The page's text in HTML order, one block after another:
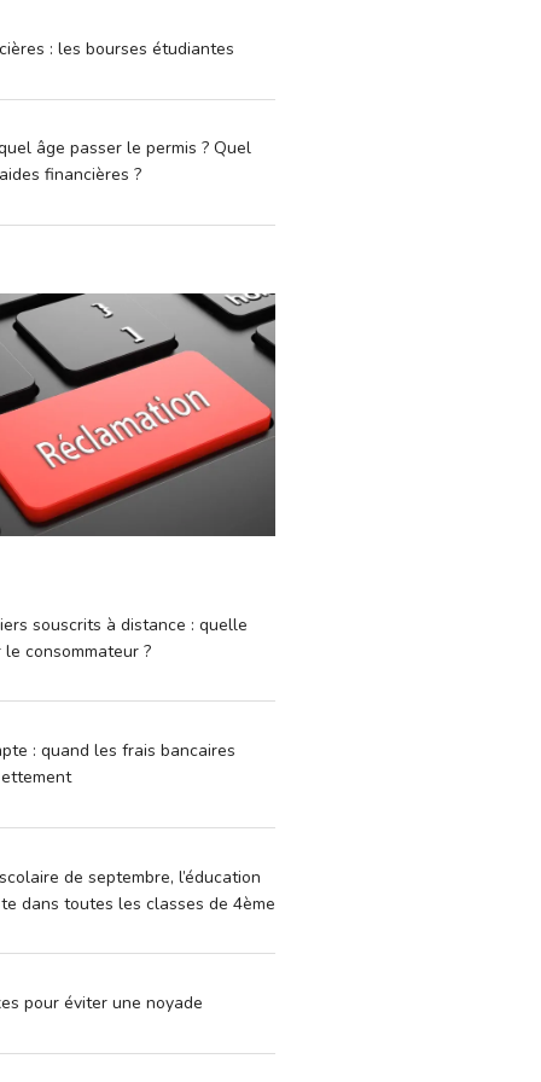
: les bourses étudiantes
âge passer le permis ? Quel
financières ?
souscrits à distance : quelle
consommateur ?
: quand les frais bancaires
de septembre, l’éducation
dans toutes les classes de 4ème
pour éviter une noyade